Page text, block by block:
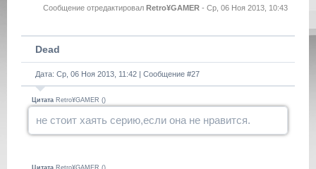
Сообщение отредактировал Retro¥GAMER - Ср, 06 Ноя 2013, 10:43
Dead
Дата: Ср, 06 Ноя 2013, 11:42 | Сообщение #27
Цитата Retro¥GAMER ()
не стоит хаять серию,если она не нравится.
Цитата Retro¥GAMER ()